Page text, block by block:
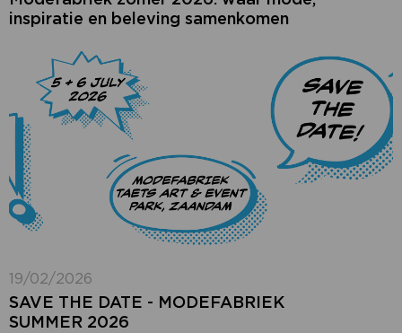
inspiratie en beleving samenkomen
19/02/2026
SAVE THE DATE - MODEFABRIEK
SUMMER 2026